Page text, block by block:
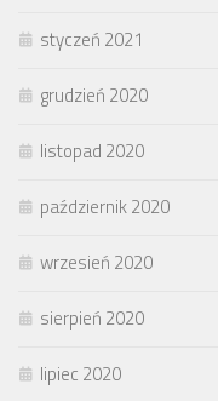
styczeń 2021
grudzień 2020
listopad 2020
październik 2020
wrzesień 2020
sierpień 2020
lipiec 2020